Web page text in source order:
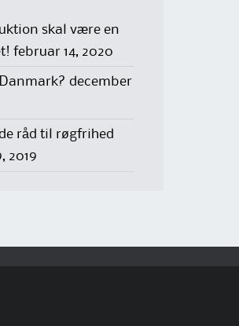
skal være en
februar 14, 2020
december
råd til røgfrihed
2019